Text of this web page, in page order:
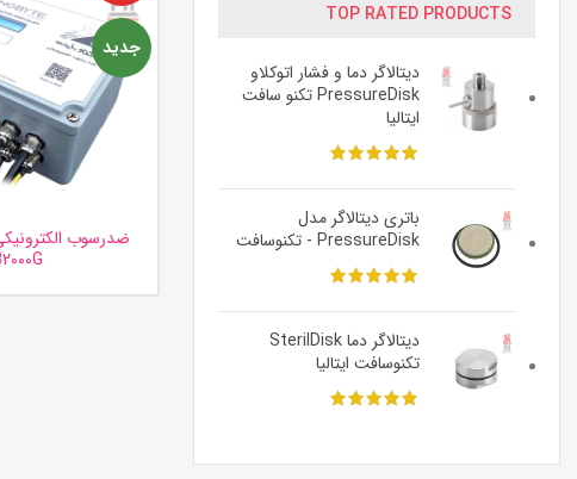
TOP RATED PRODUCTS
دیتالاگر دما و فشار اتوکلاو
PressureDisk تکنو سافت
ایتالیا
باتری دیتالاگر مدل
PressureDisk - تکنوسافت
دیتالاگر دما SterilDisk
تکنوسافت ایتالیا
جدید
ضدرسوب